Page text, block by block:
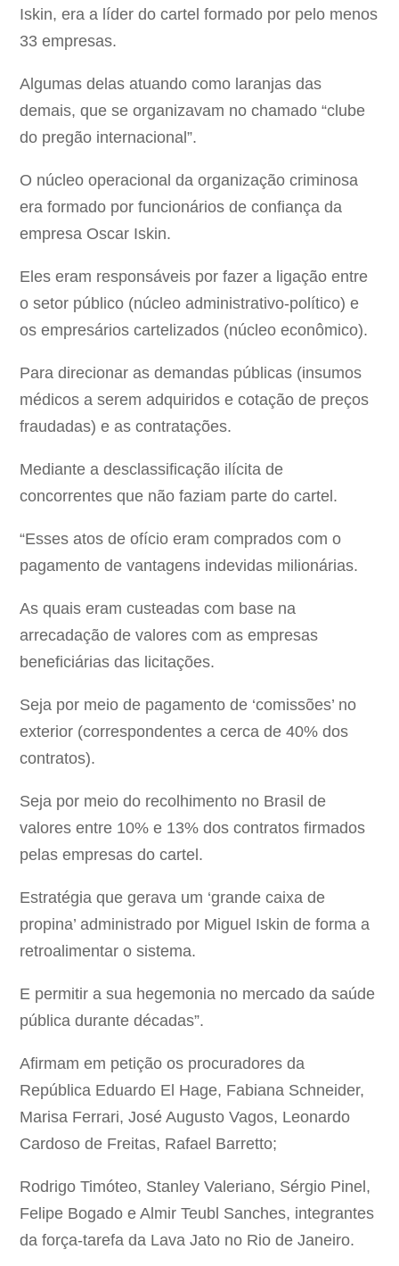
Iskin, era a líder do cartel formado por pelo menos
33 empresas.
Algumas delas atuando como laranjas das
demais, que se organizavam no chamado “clube
do pregão internacional”.
O núcleo operacional da organização criminosa
era formado por funcionários de confiança da
empresa Oscar Iskin.
Eles eram responsáveis por fazer a ligação entre
o setor público (núcleo administrativo-político) e
os empresários cartelizados (núcleo econômico).
Para direcionar as demandas públicas (insumos
médicos a serem adquiridos e cotação de preços
fraudadas) e as contratações.
Mediante a desclassificação ilícita de
concorrentes que não faziam parte do cartel.
“Esses atos de ofício eram comprados com o
pagamento de vantagens indevidas milionárias.
As quais eram custeadas com base na
arrecadação de valores com as empresas
beneficiárias das licitações.
Seja por meio de pagamento de ‘comissões’ no
exterior (correspondentes a cerca de 40% dos
contratos).
Seja por meio do recolhimento no Brasil de
valores entre 10% e 13% dos contratos firmados
pelas empresas do cartel.
Estratégia que gerava um ‘grande caixa de
propina’ administrado por Miguel Iskin de forma a
retroalimentar o sistema.
E permitir a sua hegemonia no mercado da saúde
pública durante décadas”.
Afirmam em petição os procuradores da
República Eduardo El Hage, Fabiana Schneider,
Marisa Ferrari, José Augusto Vagos, Leonardo
Cardoso de Freitas, Rafael Barretto;
Rodrigo Timóteo, Stanley Valeriano, Sérgio Pinel,
Felipe Bogado e Almir Teubl Sanches, integrantes
da força-tarefa da Lava Jato no Rio de Janeiro.